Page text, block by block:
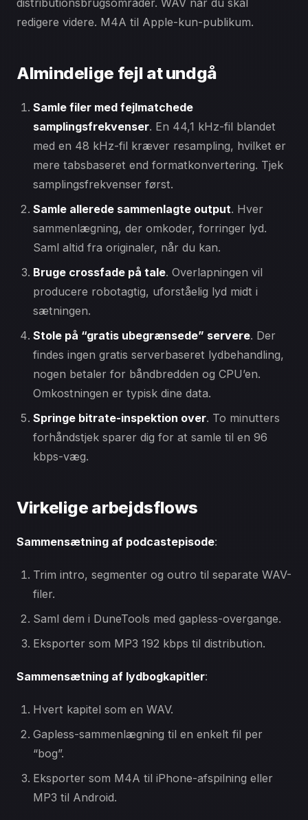
distributionsbrugsområder. WAV når du skal
redigere videre. M4A til Apple-kun-publikum.
Almindelige fejl at undgå
Samle filer med fejlmatchede
samplingsfrekvenser. En 44,1 kHz-fil blandet
med en 48 kHz-fil kræver resampling, hvilket er
mere tabsbaseret end formatkonvertering. Tjek
samplingsfrekvenser først.
Samle allerede sammenlagte output. Hver
sammenlægning, der omkoder, forringer lyd.
Saml altid fra originaler, når du kan.
Bruge crossfade på tale. Overlapningen vil
producere robotagtig, uforståelig lyd midt i
sætningen.
Stole på “gratis ubegrænsede” servere. Der
findes ingen gratis serverbaseret lydbehandling,
nogen betaler for båndbredden og CPU’en.
Omkostningen er typisk dine data.
Springe bitrate-inspektion over. To minutters
forhåndstjek sparer dig for at samle til en 96
kbps-væg.
Virkelige arbejdsflows
Sammensætning af podcastepisode:
Trim intro, segmenter og outro til separate WAV-
filer.
Saml dem i DuneTools med gapless-overgange.
Eksporter som MP3 192 kbps til distribution.
Sammensætning af lydbogkapitler:
Hvert kapitel som en WAV.
Gapless-sammenlægning til en enkelt fil per
“bog”.
Eksporter som M4A til iPhone-afspilning eller
MP3 til Android.